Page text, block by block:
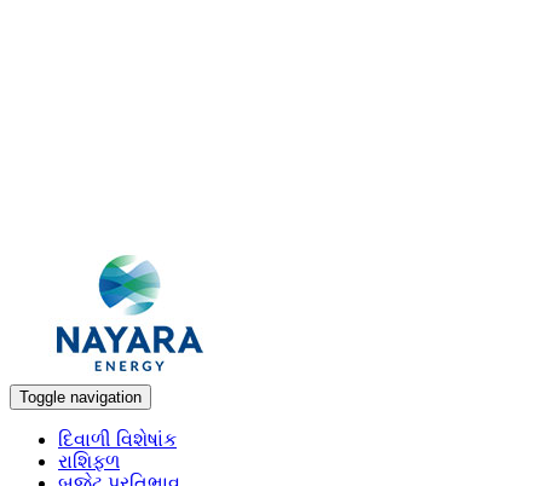
Toggle navigation
દિવાળી વિશેષાંક
રાશિફળ